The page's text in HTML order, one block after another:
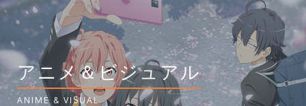
アニメ＆ビジュアル
ANIME & VISUAL